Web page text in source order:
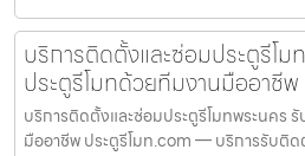
บริการติดตั้งและซ่อมประตูรีโ
ประตูรีโมทด้วยทีมงานมืออาชี
บริการติดตั้งและซ่อมประตูรีโมทพระนคร
มืออาชีพ ประตูรีโมท.com — บริการรับติ